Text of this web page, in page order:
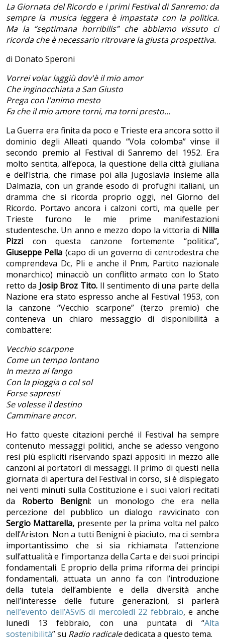
La Giornata del Ricordo e i primi Festival di Sanremo: da
sempre la musica leggera è impastata con la politica.
Ma la “septimana horribilis” che abbiamo vissuto ci
ricorda che è necessario ritrovare la giusta prospettiva.
di Donato Speroni
Vorrei volar laggiù dov'è il mio amor
Che inginocchiata a San Giusto
Prega con l'animo mesto
Fa che il mio amore torni, ma torni presto…
La Guerra era finita da poco e Trieste era ancora sotto il
dominio degli Alleati quando “Vola colomba” vinse il
secondo premio al Festival di Sanremo del 1952. Era
molto sentita, all’epoca, la questione della città giuliana
e dell’Istria, che rimase poi alla Jugoslavia insieme alla
Dalmazia, con un grande esodo di profughi italiani, un
dramma che si ricorda proprio oggi, nel Giorno del
Ricordo. Portavo ancora i calzoni corti, ma quelle per
Trieste furono le mie prime manifestazioni
studentesche. Un anno e mezzo dopo la vittoria di Nilla
Pizzi con questa canzone fortemente “politica”,
Giuseppe Pella (capo di un governo di centrodestra che
comprendeva Dc, Pli e anche il Pnm, Partito nazionale
monarchico) minacciò un conflitto armato con lo Stato
retto da Josip Broz Tito. Il sentimento di una parte della
Nazione era stato espresso anche al Festival 1953, con
la canzone “Vecchio scarpone” (terzo premio) che
conteneva un chiaro messaggio di disponibilità a
combattere:
Vecchio scarpone
Come un tempo lontano
In mezzo al fango
Con la pioggia o col sol
Forse sapresti
Se volesse il destino
Camminare ancor.
Ho fatto queste citazioni perché il Festival ha sempre
contenuto messaggi politici, anche se adesso vengono
resi più espliciti riservando spazi appositi in mezzo alle
canzoni ai portatori di messaggi. Il primo di questi nella
giornata di apertura del Festival in corso, si è dispiegato
nei venti minuti sulla Costituzione e i suoi valori recitati
da Roberto Benigni: un monologo che era nella
percezione del pubblico un dialogo ravvicinato con
Sergio Mattarella, presente per la prima volta nel palco
dell’Ariston. Non a tutti Benigni è piaciuto, ma ci sembra
importantissimo che si sia richiamata l’attenzione
sull’attualità e l’importanza della Carta e dei suoi principi
fondamentali. E proprio della prima riforma dei principi
fondamentali, attuata un anno fa con l’introduzione
della tutela dell’ambiente e della diversità anche
nell’interesse delle future generazioni, si parlerà
nell’evento dell’ASviS di mercoledì 22 febbraio, e anche
lunedì 13 febbraio, con una puntata di “Alta
sostenibilità” su Radio radicalededicata a questo tema.